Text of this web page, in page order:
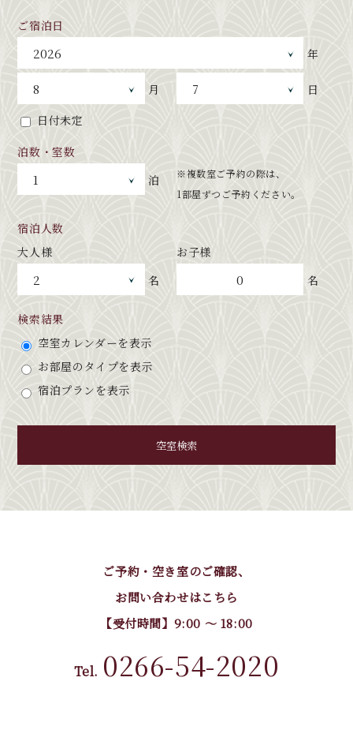
ご宿泊日
年
月
日
日付未定
泊数・室数
泊
※複数室ご予約の際は、
1部屋ずつご予約ください。
宿泊人数
大人様
名
お子様
0 名
検索結果
空室カレンダーを表示
お部屋のタイプを表示
宿泊プランを表示
空室検索
ご予約・空き室のご確認、
お問い合わせはこちら
【受付時間】9:00 〜 18:00
Tel. 0266-54-2020